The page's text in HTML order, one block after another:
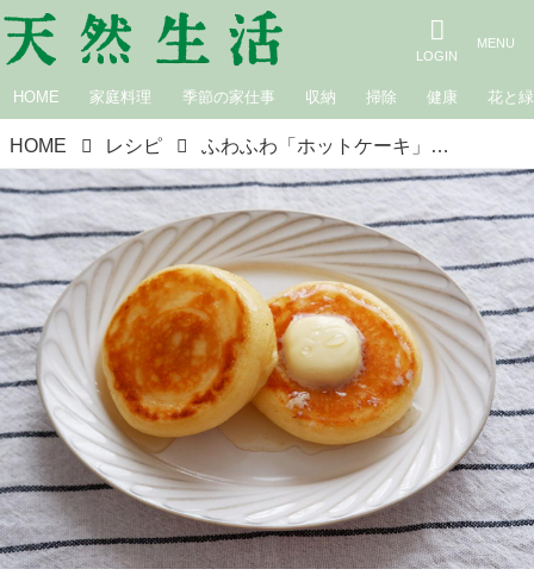
HOME 家庭料理 季節の家仕事 収納 掃除 健康 花と緑
HOME レシピ ふわふわ「ホットケーキ」のつくり方。元パティシエに教わる“ふっくら焼くコツ”とおいしく冷凍保存する知恵／おやつ家・くぼりなさん